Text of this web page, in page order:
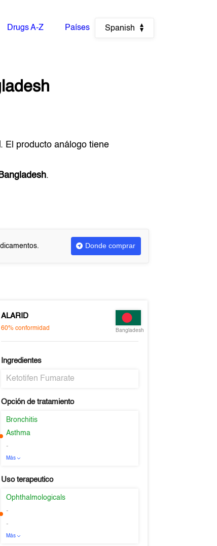
Drugs A-Z Países Spanish
. El producto análogo tiene
Bangladesh.
Donde comprar
ALARID
60% conformidad Bangladesh
Ingredientes
Ketotifen Fumarate
Opción de tratamiento
Bronchitis
Asthma
-
Más
Uso terapeutico
Ophthalmologicals
-
-
Más